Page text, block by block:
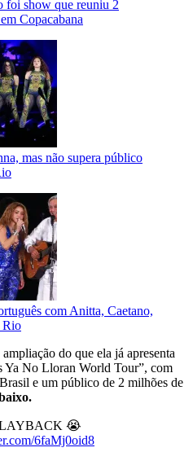
foi show que reuniu 2
Copacabana
mas não supera público
com Anitta, Caetano,
Rio
do que ela já apresenta
Ya No Lloran World Tour”, com
e um público de 2 milhões de
😭
6faMj0oid8